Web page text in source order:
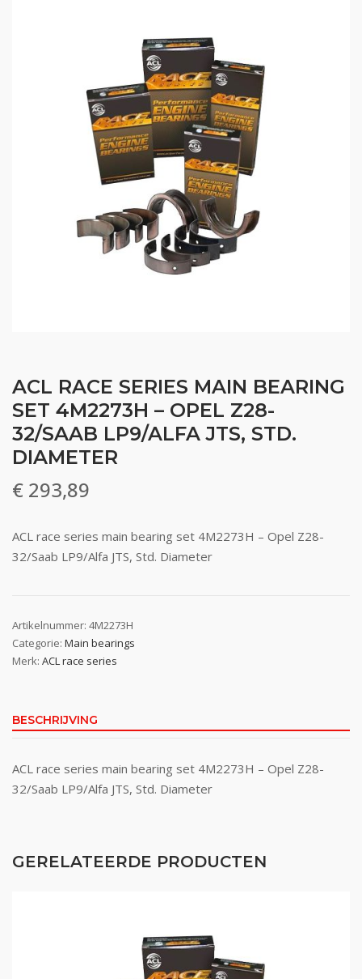
ACL RACE SERIES MAIN BEARING
SET 4M2273H – OPEL Z28-
32/SAAB LP9/ALFA JTS, STD.
DIAMETER
€ 293,89
ACL race series main bearing set 4M2273H – Opel Z28-
32/Saab LP9/Alfa JTS, Std. Diameter
Artikelnummer: 4M2273H
Categorie: Main bearings
Merk: ACL race series
BESCHRIJVING
ACL race series main bearing set 4M2273H – Opel Z28-
32/Saab LP9/Alfa JTS, Std. Diameter
GERELATEERDE PRODUCTEN